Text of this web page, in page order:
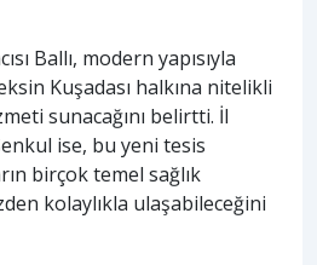
Ballı, modern yapısıyla
Kuşadası halkına nitelikli
sunacağını belirtti. İl
ise, bu yeni tesis
birçok temel sağlık
kolaylıkla ulaşabileceğini